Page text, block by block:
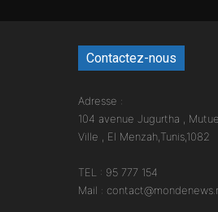
Contactez-nous
Adresse :
104 avenue Jugurtha ,
Ville , El Menzah,Tunis,1082
TEL : 95 777 154
Mail :